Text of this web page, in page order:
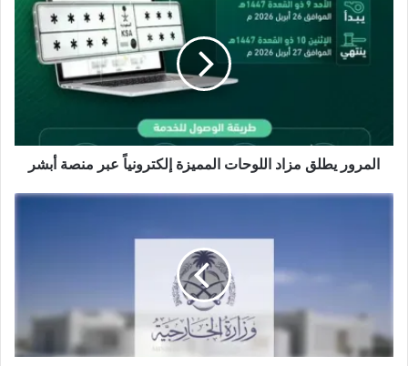
و
ي
ب
المرور يطلق مزاد اللوحات المميزة إلكترونياً عبر منصة أبشر